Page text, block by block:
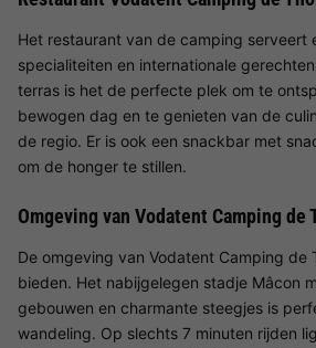
Het restaurant van de camping serveert
specialiteiten en internationale
terras is het de perfecte plek om te
bewogen dag en te genieten van de
de regio. Er is ook een snackbar met
om de honger te stillen.
Omgeving van Vodatent Camping de
De omgeving van Vodatent Camping de
bieden. Het nabijgelegen stadje Mâcon
gebouwen en charmante steegjes is
wandeling. Op slechts 7 minuten rijden